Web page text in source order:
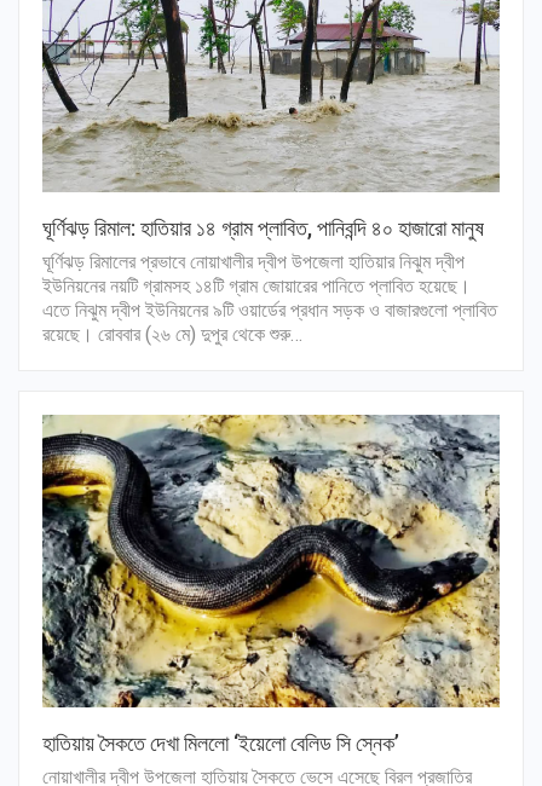
ঘূর্ণিঝড় রিমাল: হাতিয়ার ১৪ গ্রাম প্লাবিত, পানিবন্দি ৪০ হাজারো মানুষ
ঘূর্ণিঝড় রিমালের প্রভাবে নোয়াখালীর দ্বীপ উপজেলা হাতিয়ার নিঝুম দ্বীপ
ইউনিয়নের নয়টি গ্রামসহ ১৪টি গ্রাম জোয়ারের পানিতে প্লাবিত হয়েছে।
এতে নিঝুম দ্বীপ ইউনিয়নের ৯টি ওয়ার্ডের প্রধান সড়ক ও বাজারগুলো প্লাবিত
রয়েছে। রোববার (২৬ মে) দুপুর থেকে শুরু…
হাতিয়ায় সৈকতে দেখা মিললো ‘ইয়েলো বেলিড সি স্নেক’
নোয়াখালীর দ্বীপ উপজেলা হাতিয়ায় সৈকতে ভেসে এসেছে বিরল প্রজাতির